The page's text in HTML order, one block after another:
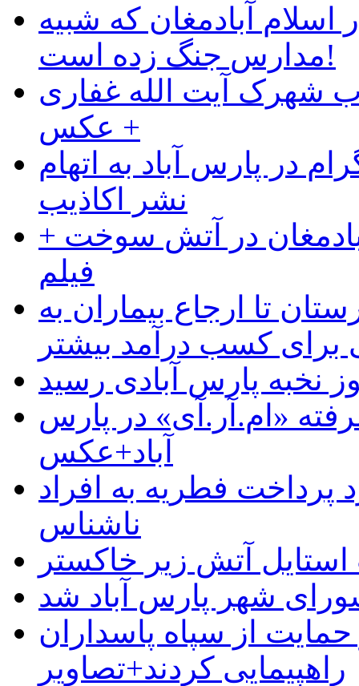
آبادمغان که شبیه
مدارس جنگ زده است!
شهرک آیت الله غفاری
+ عکس
در پارس آباد به اتهام
نشر اکاذیب
در آتش سوخت +
فیلم
تا ارجاع بیماران به
کسب درآمد بیشتر
نخبه پارس آبادی رسید
«ام.آر.آی» در پارس
آباد+عکس
پرداخت فطریه به افراد
ناشناس
آتش زیر خاکستر
شهر پارس آباد شد
از سپاه پاسداران
راهپیمایی کردند+تصاویر